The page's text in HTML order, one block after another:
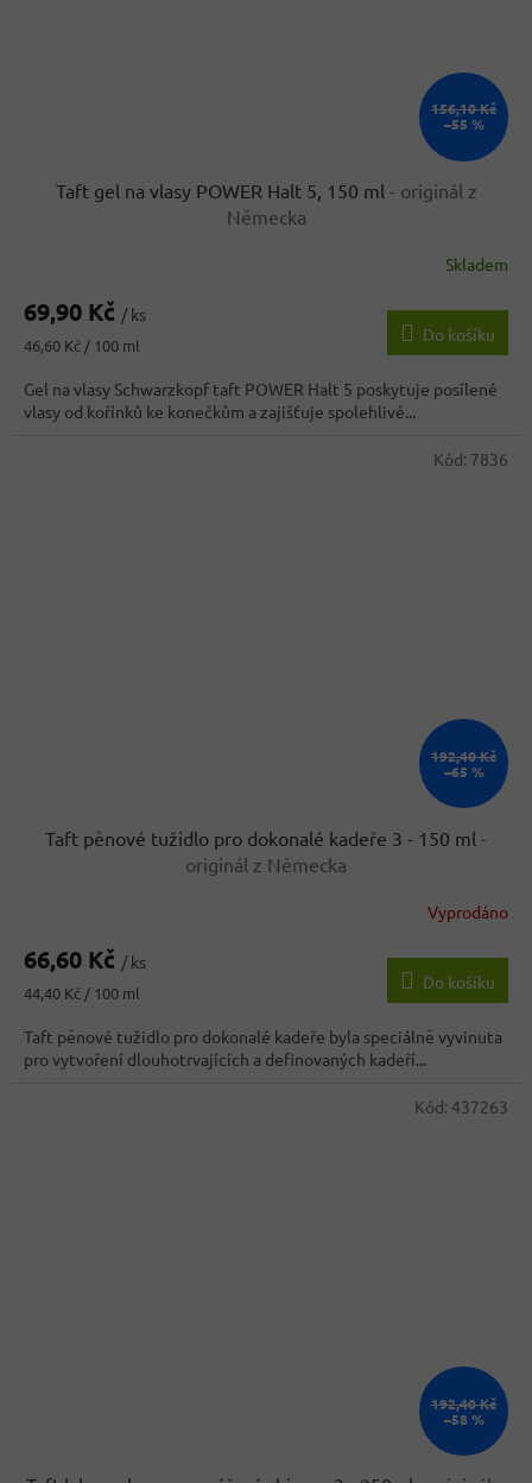
156,10 Kč
–55 %
Taft gel na vlasy POWER Halt 5, 150 ml - originál z
Německa
Skladem
69,90 Kč / ks
Měrná
46,60 Kč / 100 ml
Do košíku
Gel na vlasy Schwarzkopf taft POWER Halt 5 poskytuje posílené
vlasy od kořínků ke konečkům a zajišťuje spolehlivé...
192,40 Kč
–65 %
Taft pěnové tužidlo pro dokonalé kadeře 3 - 150 ml -
originál z Německa
Vyprodáno
66,60 Kč / ks
Měrná
44,40 Kč / 100 ml
Do košíku
Taft pěnové tužidlo pro dokonalé kadeře byla speciálně vyvinuta
pro vytvoření dlouhotrvajících a definovaných kadeří...
Kód: 7836
192,40 Kč
–58 %
Kód: 437263